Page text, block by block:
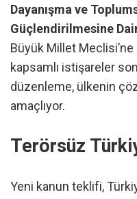
Dayanışma ve
Güçlendirilmesine
Büyük Millet
kapsamlı istişareler
düzenleme, ülkenin
amaçlıyor.
Terörsüz
Yeni kanun teklifi,